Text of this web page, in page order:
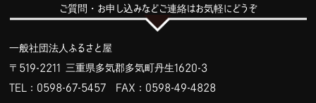
ご質問・お申し込みなどご連絡はお気軽にどうぞ
一般社団法人ふるさと屋
〒519-2211 三重県多気郡多気町丹生1620-3
TEL：0598-67-5457 FAX：0598-49-4828